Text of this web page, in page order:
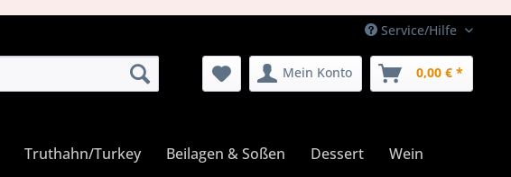
Service/Hilfe
Mein Konto 0,00 € *
Truthahn/Turkey Beilagen & Soßen Dessert
Wein